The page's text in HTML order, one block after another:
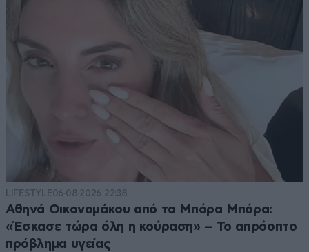
LIFESTYLE06·08·2026 22:38
Αθηνά Οικονομάκου από τα Μπόρα Μπόρα:
«Έσκασε τώρα όλη η κούραση» – Το απρόοπτο
πρόβλημα υγείας